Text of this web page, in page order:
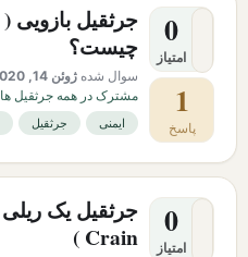
0
امتیاز
1
پاسخ
چیست؟
سوال شده ژوئن 14, 2020
مشترک در همه جرثقیل ها
ایمنی جرثقیل
0
امتیاز
Crain )